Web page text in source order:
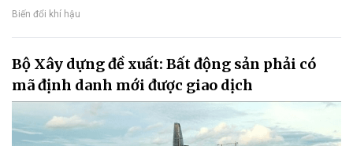
Biến đổi khí hậu
Bộ Xây dựng đề xuất: Bất động sản phải có
mã định danh mới được giao dịch